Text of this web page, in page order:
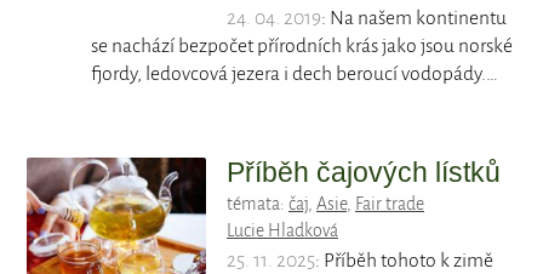
24. 04. 2019: Na našem kontinentu
se nachází bezpočet přírodních krás jako jsou norské
fjordy, ledovcová jezera i dech beroucí vodopády.…
Příběh čajových lístků
témata: čaj, Asie, Fair trade
Lucie Hladková
25. 11. 2025: Příběh tohoto k zimě